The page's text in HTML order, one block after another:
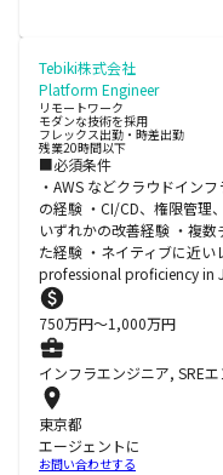
Tebiki株式会社
Platform Engineer
リモートワーク
モダンな技術を採用
フレックス出勤・時差出勤
残業20時間以下
■必須条件
・AWS などクラウドイン
の経験 ・CI/CD、権限管理
いずれかの改善経験 ・複
た経験 ・ネイティブに近
professional proficiency in
750万円〜1,000万円
インフラエンジニア, SRE
東京都
エージェントに
お問い合わせする